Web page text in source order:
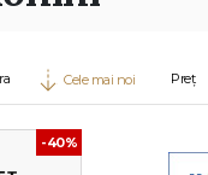
Cele mai noi Preț
-40%